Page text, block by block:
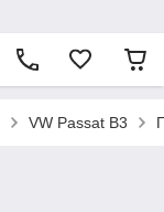
VW Passat B3